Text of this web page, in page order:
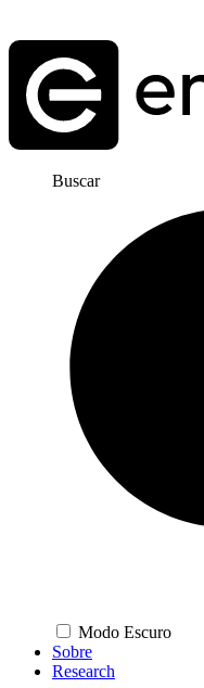
Buscar
Modo Escuro
Sobre
Research